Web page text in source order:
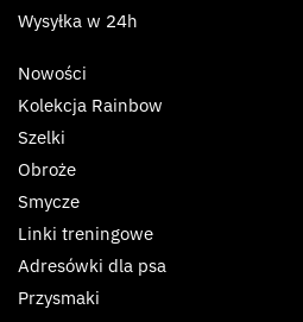
Wysyłka w 24h
Nowości
Kolekcja Rainbow
Szelki
Obroże
Smycze
Linki treningowe
Adresówki dla psa
Przysmaki